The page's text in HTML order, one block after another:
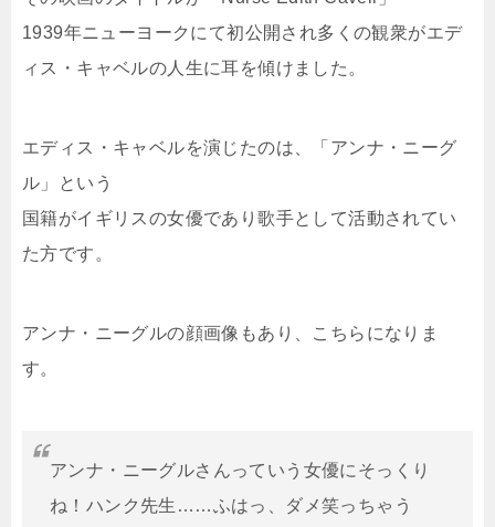
1939年ニューヨークにて初公開され多くの観衆がエデ
ィス・キャベルの人生に耳を傾けました。
エディス・キャベルを演じたのは、「アンナ・ニーグ
ル」という
国籍がイギリスの女優であり歌手として活動されてい
た方です。
アンナ・ニーグルの顔画像もあり、こちらになりま
す。
アンナ・ニーグルさんっていう女優にそっくり
ね！ハンク先生……ふはっ、ダメ笑っちゃう